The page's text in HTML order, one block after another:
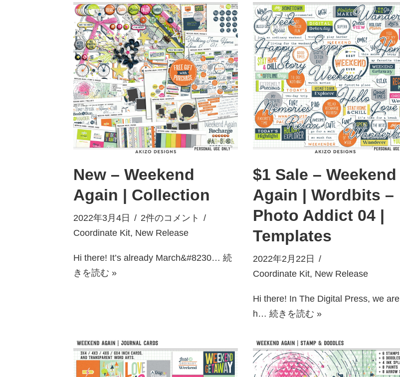
New – Weekend
Again | Collection
2022年3月4日
2件のコメント
Coordinate Kit, New Release
Hi there! It’s already March&#8230… 続
きを読む »
$1 Sale – Weekend
Again | Wordbits –
Photo Addict 04 |
Templates
2022年2月22日
Coordinate Kit, New Release
Hi there! In The Digital Press, we are
h… 続きを読む »